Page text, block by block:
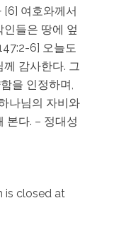
[6] 여호와께서
들은 땅에 엎
6] 오늘도
감사한다. 그
을 인정하며,
나님의 자비와
본다. – 정대성
is closed at